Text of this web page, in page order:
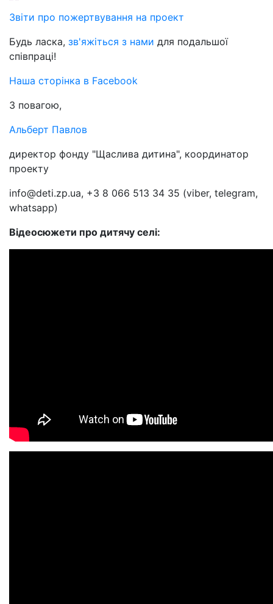
Звіти про пожертвування на проект
Будь ласка, зв'яжіться з нами для подальшої
співпраці!
Наша сторінка в Facebook
З повагою,
Альберт Павлов
директор фонду "Щаслива дитина", координатор
проекту
info@deti.zp.ua, +3 8 066 513 34 35 (viber, telegram,
whatsapp)
Відеосюжети про дитячу селі: